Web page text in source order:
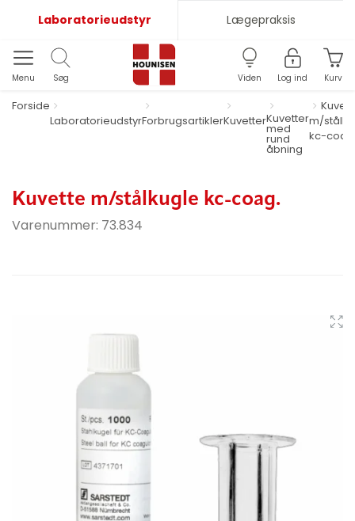
Laboratorieudstyr Lægepraksis
Menu Søg Viden Log ind Kurv
Forside
LaboratorieudstyrForbrugsartiklerKuvetterKuvetter
med
rund
åbning
m/
kc-
Kuvette m/stålkugle kc-coag.
Varenummer: 73.834